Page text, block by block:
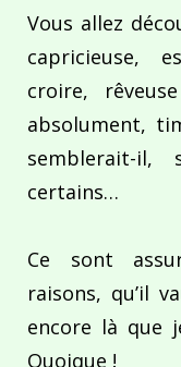
Vous allez
capricieuse,
croire,
absolument,
semblerait-il,
certains…
Ce sont
raisons, qu’il
encore là que
Quoique !